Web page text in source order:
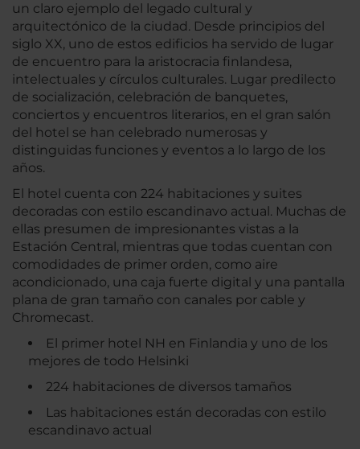
un claro ejemplo del legado cultural y
arquitectónico de la ciudad. Desde principios del
siglo XX, uno de estos edificios ha servido de lugar
de encuentro para la aristocracia finlandesa,
intelectuales y círculos culturales. Lugar predilecto
de socialización, celebración de banquetes,
conciertos y encuentros literarios, en el gran salón
del hotel se han celebrado numerosas y
distinguidas funciones y eventos a lo largo de los
años.
El hotel cuenta con 224 habitaciones y suites
decoradas con estilo escandinavo actual. Muchas de
ellas presumen de impresionantes vistas a la
Estación Central, mientras que todas cuentan con
comodidades de primer orden, como aire
acondicionado, una caja fuerte digital y una pantalla
plana de gran tamaño con canales por cable y
Chromecast.
El primer hotel NH en Finlandia y uno de los
mejores de todo Helsinki
224 habitaciones de diversos tamaños
Las habitaciones están decoradas con estilo
escandinavo actual